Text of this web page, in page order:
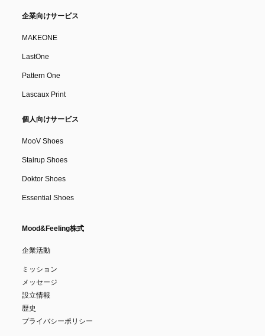
企業向けサービス
MAKEONE
LastOne
Pattern One
Lascaux Print
個人向けサービス
MooV Shoes
Stairup Shoes
Doktor Shoes
Essential Shoes
Mood&Feeling株式
企業活動
ミッション
メッセージ
設立情報
歴史
プライバシーポリシー